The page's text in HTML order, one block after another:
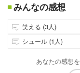
みんなの感想
笑える (3人)
シュール (1人)
あなたの感想